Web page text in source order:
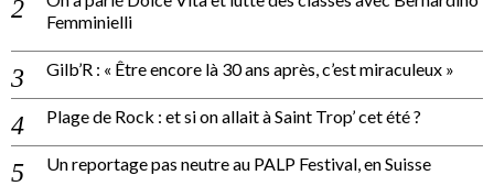
Femminielli
Gilb’R : « Être encore là 30 ans après, c’est miraculeux »
Plage de Rock : et si on allait à Saint Trop’ cet été ?
Un reportage pas neutre au PALP Festival, en Suisse